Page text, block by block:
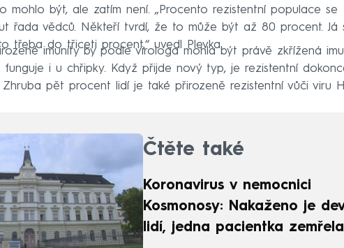
mohlo být, ale zatím není. „Procento rezistentní populace se
řada vědců. Někteří tvrdí, že to může být až 80 procent. Já
třeba do třiceti procent,“ uvedl Plevka.
imunity by podle virologa mohla být právě zkřížená
funguje i u chřipky. Když přijde nový typ, je rezistentní
pět procent lidí je také přirozeně rezistentní vůči viru
Čtěte také
Koronavirus v nemocnici
Kosmonosy: Nakaženo je
lidí, jedna pacientka zemřela